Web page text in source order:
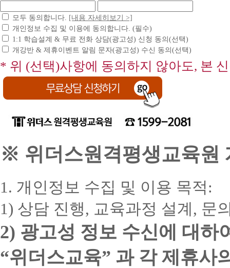
모두 동의합니다.
[내용 자세히보기 >]
개인정보 수집 및 이용에 동의합니다. (필수)
1:1 학습설계 & 무료 전화 상담(광고성) 신청 동의(선택)
개강반 & 제휴이벤트 알림 문자(광고성) 수신 동의(선택)
* 위 (선택)사항에 동의하지 않아도, 본
※ 위더스원격평생교육원
1. 개인정보 수집 및 이용 목적:
1) 상담 진행, 교육과정 설계, 문
2) 광고성 정보 수신에 대하
“위더스교육” 과 각 제휴사